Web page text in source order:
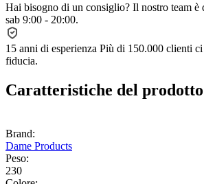
Hai bisogno di un consiglio? Il nostro team è
sab 9:00 - 20:00.
15 anni di esperienza Più di 150.000 clienti
fiducia.
Caratteristiche del prodotto
Brand:
Dame Products
Peso:
230